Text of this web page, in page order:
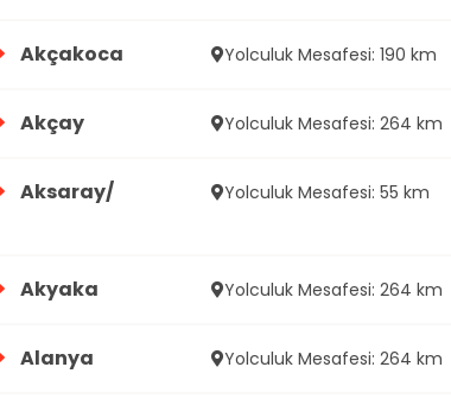
Akçakoca Yolculuk Mesafesi: 190 km
Akçay Yolculuk Mesafesi: 264 km
Aksaray/
Yolculuk Mesafesi: 55 km
Akyaka Yolculuk Mesafesi: 264 km
Alanya Yolculuk Mesafesi: 264 km